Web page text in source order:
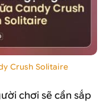
Crush Solitaire
chơi sẽ cần sắp